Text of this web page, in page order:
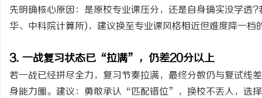
先明确核心原因：是原校专业课压分，还是自身确实没学透
华、中科院计算所)，建议换至专业课风格相近但难度降一档
3. 一战复习状态已“拉满”，仍差20分以上
若一战已经拼尽全力，复习节奏拉满，最终分数仍与复试线
身能力圈。建议：勇敢承认“匹配错位”，换校不丢人，选
武汉配眼镜 上海配眼镜